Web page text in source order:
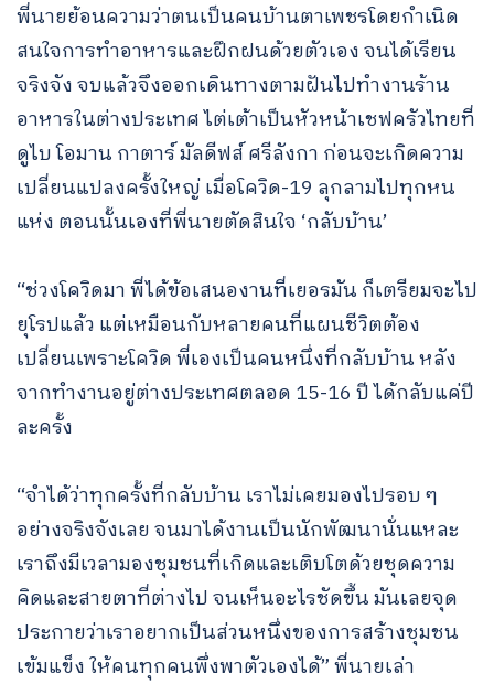
พี่นายย้อนความว่าตนเป็นคนบ้านตาเพชรโดยกำเนิด
สนใจการทำอาหารและฝึกฝนด้วยตัวเอง จนได้เรียน
จริงจัง จบแล้วจึงออกเดินทางตามฝันไปทำงานร้าน
อาหารในต่างประเทศ ไต่เต้าเป็นหัวหน้าเชฟครัวไทยที่
ดูไบ โอมาน กาตาร์ มัลดีฟส์ ศรีลังกา ก่อนจะเกิดความ
เปลี่ยนแปลงครั้งใหญ่ เมื่อโควิด-19 ลุกลามไปทุกหน
แห่ง ตอนนั้นเองที่พี่นายตัดสินใจ ‘กลับบ้าน’
“ช่วงโควิดมา พี่ได้ข้อเสนองานที่เยอรมัน ก็เตรียมจะไป
ยุโรปแล้ว แต่เหมือนกับหลายคนที่แผนชีวิตต้อง
เปลี่ยนเพราะโควิด พี่เองเป็นคนหนึ่งที่กลับบ้าน หลัง
จากทำงานอยู่ต่างประเทศตลอด 15-16 ปี ได้กลับแค่ปี
ละครั้ง
“จำได้ว่าทุกครั้งที่กลับบ้าน เราไม่เคยมองไปรอบ ๆ
อย่างจริงจังเลย จนมาได้งานเป็นนักพัฒนานั่นแหละ
เราถึงมีเวลามองชุมชนที่เกิดและเติบโตด้วยชุดความ
คิดและสายตาที่ต่างไป จนเห็นอะไรชัดขึ้น มันเลยจุด
ประกายว่าเราอยากเป็นส่วนหนึ่งของการสร้างชุมชน
เข้มแข็ง ให้คนทุกคนพึ่งพาตัวเองได้” พี่นายเล่า